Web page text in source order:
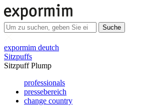
Suche
expormim deutch
Sitzpuffs
Sitzpuff Plump
professionals
pressebereich
change country